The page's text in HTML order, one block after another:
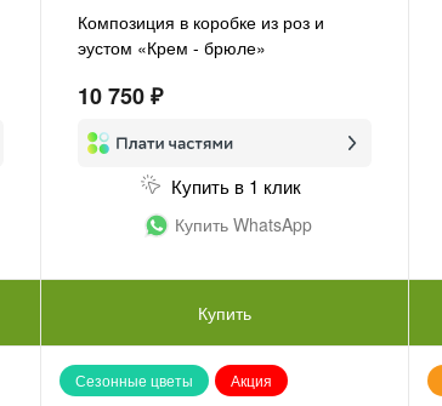
Композиция в коробке из роз и
эустом «Крем - брюле»
10 750 ₽
Купить в 1 клик
Купить WhatsApp
Купить
Сезонные цветы Акция